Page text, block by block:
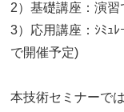
2）基礎講座：演
3）応用講座：ｼﾐｭ
で開催予定)
本技術セミナーで